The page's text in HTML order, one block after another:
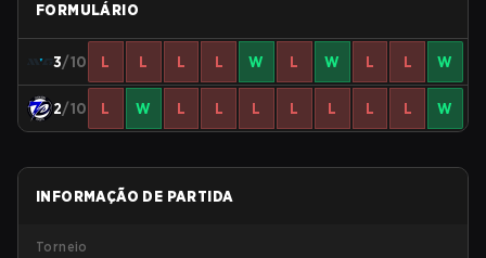
FORMULÁRIO
3/10 L L L L W L W L L W
2/10 L W L L L L L L L W
INFORMAÇÃO DE PARTIDA
Torneio